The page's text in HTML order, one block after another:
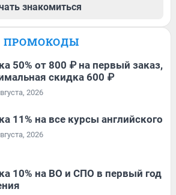
знакомиться
ПРОМОКОДЫ
50% от 800 ₽ на первый заказ,
скидка 600 ₽
2026
11% на все курсы английского
2026
10% на ВО и СПО в первый год